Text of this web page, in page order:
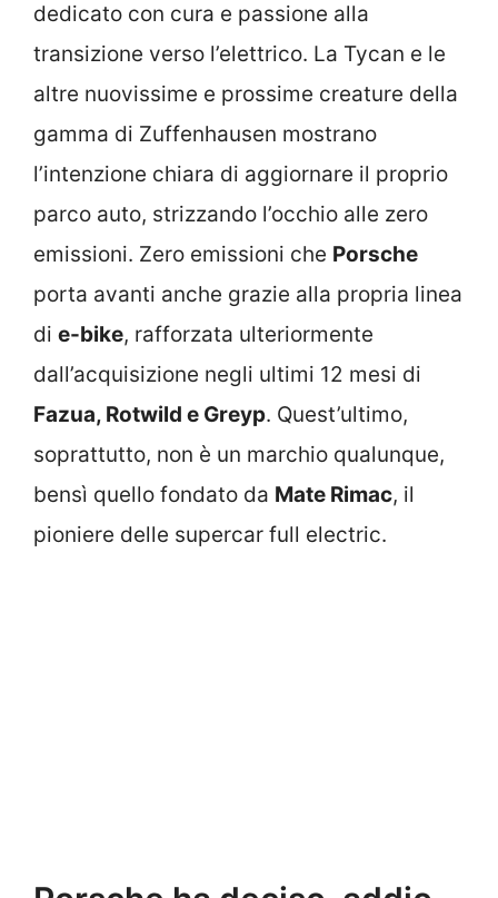
dedicato con cura e passione alla
transizione verso l’elettrico. La Tycan e le
altre nuovissime e prossime creature della
gamma di Zuffenhausen mostrano
l’intenzione chiara di aggiornare il proprio
parco auto, strizzando l’occhio alle zero
emissioni. Zero emissioni che Porsche
porta avanti anche grazie alla propria linea
di e-bike, rafforzata ulteriormente
dall’acquisizione negli ultimi 12 mesi di
Fazua, Rotwild e Greyp. Quest’ultimo,
soprattutto, non è un marchio qualunque,
bensì quello fondato da Mate Rimac, il
pioniere delle supercar full electric.